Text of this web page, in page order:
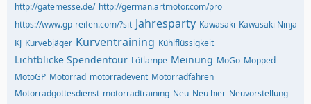
http://gatemesse.de/ http://german.artmotor.com/pro
https://www.gp-reifen.com/?sit Jahresparty Kawasaki Kawasaki Ninja
KJ Kurvebjäger Kurventraining Kühlflüssigkeit
Lichtblicke Spendentour Lötlampe Meinung MoGo Mopped
MotoGP Motorrad motorradevent Motorradfahren
Motorradgottesdienst motorradtraining Neu Neu hier Neuvorstellung